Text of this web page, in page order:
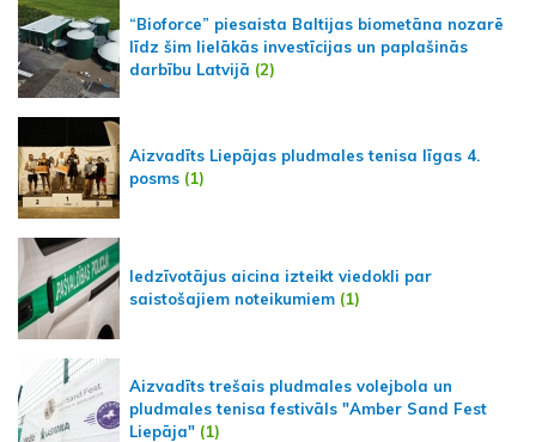
“Bioforce” piesaista Baltijas biometāna nozarē
līdz šim lielākās investīcijas un paplašinās
darbību Latvijā (2)
Aizvadīts Liepājas pludmales tenisa līgas 4.
posms (1)
Iedzīvotājus aicina izteikt viedokli par
saistošajiem noteikumiem (1)
Aizvadīts trešais pludmales volejbola un
pludmales tenisa festivāls "Amber Sand Fest
Liepāja" (1)